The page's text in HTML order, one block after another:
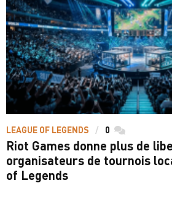
LEAGUE OF LEGENDS 0 commentaires
Riot Games donne plus de
organisateurs de tournois
of Legends